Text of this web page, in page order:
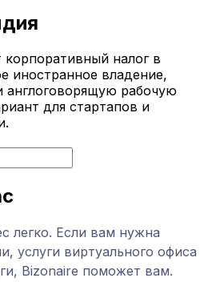
корпоративный налог в
иностранное владение,
англоговорящую рабочую
для стартапов и
легко. Если вам нужна
услуги виртуального офиса
Bizonaire поможет вам.